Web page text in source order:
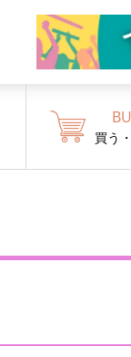
買う